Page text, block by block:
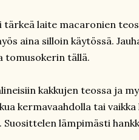
tärkeä laite macaronien
aina silloin käytössä.
tomusokerin tällä.
kakkujen teossa ja
kermavaahdolla tai
lämpimästi